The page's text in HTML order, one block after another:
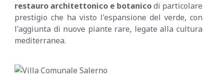
restauro architettonico e botanicodi particolare
prestigio che ha visto l'espansione del verde, con
l'aggiunta di nuove piante rare, legate alla cultura
mediterranea.